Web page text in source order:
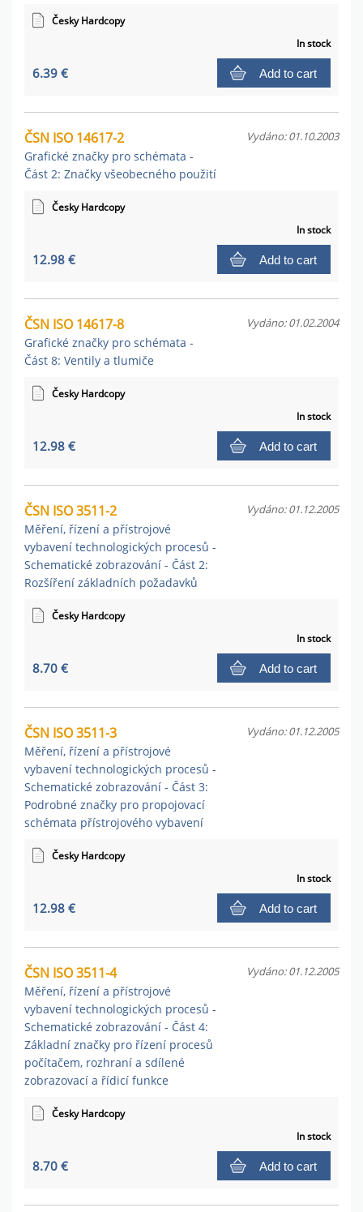
Česky Hardcopy
In stock
6.39 € Add to cart
ČSN ISO 14617-2
Grafické značky pro schémata -
Část 2: Značky všeobecného použití
Vydáno: 01.10.2003
Česky Hardcopy
In stock
12.98 € Add to cart
ČSN ISO 14617-8
Grafické značky pro schémata -
Část 8: Ventily a tlumiče
Vydáno: 01.02.2004
Česky Hardcopy
In stock
12.98 € Add to cart
ČSN ISO 3511-2
Měření, řízení a přístrojové
vybavení technologických procesů -
Schematické zobrazování - Část 2:
Rozšíření základních požadavků
Vydáno: 01.12.2005
Česky Hardcopy
In stock
8.70 € Add to cart
ČSN ISO 3511-3
Měření, řízení a přístrojové
vybavení technologických procesů -
Schematické zobrazování - Část 3:
Podrobné značky pro propojovací
schémata přístrojového vybavení
Vydáno: 01.12.2005
Česky Hardcopy
In stock
12.98 € Add to cart
ČSN ISO 3511-4
Měření, řízení a přístrojové
vybavení technologických procesů -
Schematické zobrazování - Část 4:
Základní značky pro řízení procesů
počítačem, rozhraní a sdílené
zobrazovací a řídicí funkce
Vydáno: 01.12.2005
Česky Hardcopy
In stock
8.70 € Add to cart